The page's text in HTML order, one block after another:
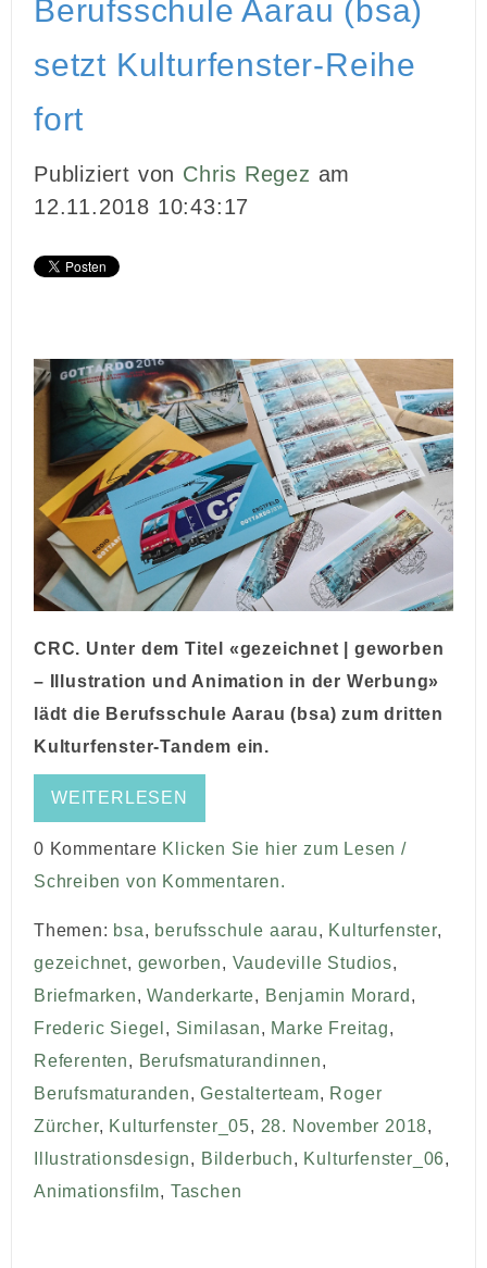
GHOSTWRITING
KONTAKT
Berufsschule Aarau (bsa)
setzt Kulturfenster-Reihe
fort
Publiziert von Chris Regez am
12.11.2018 10:43:17
CRC. Unter dem Titel «gezeichnet | geworben
– Illustration und Animation in der Werbung»
lädt die Berufsschule Aarau (bsa) zum dritten
Kulturfenster-Tandem ein.
WEITERLESEN
0 Kommentare Klicken Sie hier zum Lesen /
Schreiben von Kommentaren.
Themen: bsa, berufsschule aarau, Kulturfenster,
gezeichnet, geworben, Vaudeville Studios,
Briefmarken,Wanderkarte, Benjamin Morard ,
Frederic Siegel , Similasan, Marke Freitag,
Referenten, Berufsmaturandinnen,
Berufsmaturanden,Gestalterteam, Roger
Zürcher, Kulturfenster_05, 28. November 2018,
Illustrationsdesign, Bilderbuch, Kulturfenster_06,
Animationsfilm, Taschen